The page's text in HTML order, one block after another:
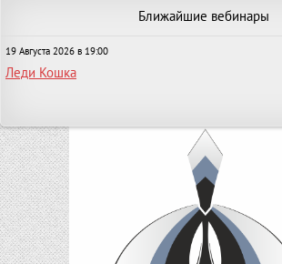
Ближайшие вебинары
19 Августа 2026 в 19:00
Леди Кошка